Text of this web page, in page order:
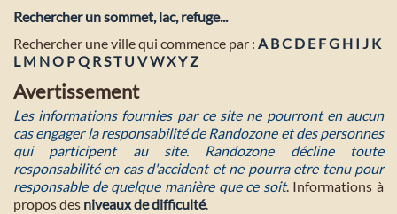
Rechercher un sommet, lac, refuge...
Rechercher une ville qui commence par : A BC D E FG H I J K
L M NO PQ RST U VWXYZ
Avertissement
Les informations fournies par ce site ne pourront en aucun
cas engager la responsabilité de Randozone et des personnes
qui participent au site. Randozone décline toute
responsabilité en cas d'accident et ne pourra etre tenu pour
responsable de quelque manière que ce soit. Informations à
propos des niveaux de difficulté.